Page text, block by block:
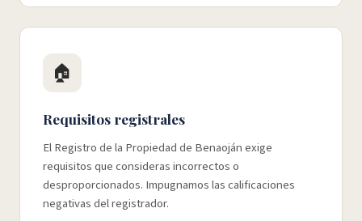
🏠
Requisitos registrales
El Registro de la Propiedad de Benaoján exige
requisitos que consideras incorrectos o
desproporcionados. Impugnamos las calificaciones
negativas del registrador.